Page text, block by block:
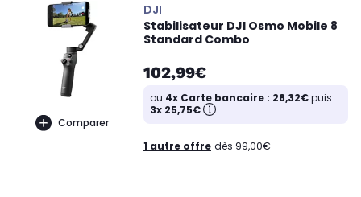
Comparer
DJI
Stabilisateur DJI Osmo Mobile 8
Standard Combo
102,99€
ou 4x Carte bancaire : 28,32€puis
3x 25,75€
1 autre offre dès 99,00€